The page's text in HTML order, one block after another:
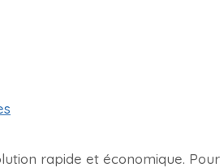
rapide et économique. Pour